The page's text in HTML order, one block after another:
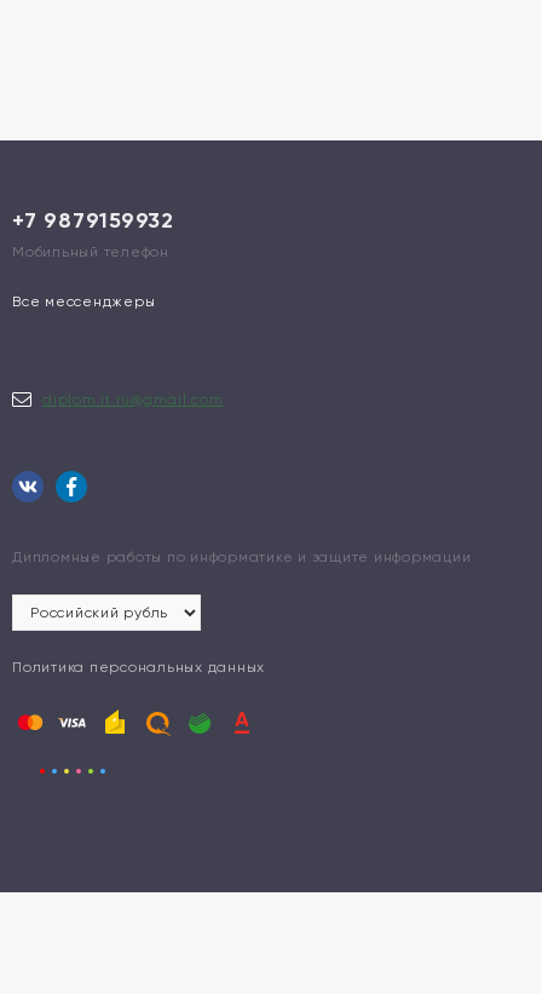
+7 9879159932
Мобильный телефон
Все мессенджеры
diplom.it.ru@gmail.com
Дипломные работы по информатике и защите информации
Политика персональных данных